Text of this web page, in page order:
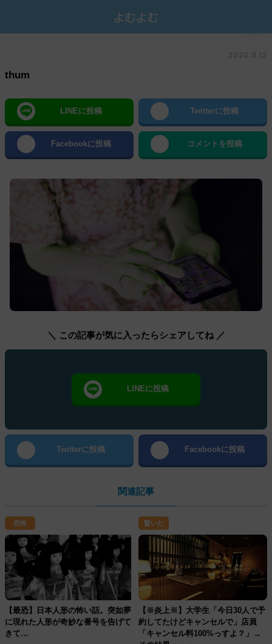
2020.9.12
thum
LINEに投稿 Twitterに投稿
Facebookに投稿 コメントを投稿
＼ この記事が気に入ったらシェアしてね ／
LINEに投稿
Twitterに投稿 Facebookに投稿
関連記事
恐怖
【最恐】日本人形の怖い話。突如夢
に現れた人形が奇妙な番号を告げて
きて…
驚いた
【※炎上※】大学生「今日30人で予
約してたけどキャンセルで」店員
「キャンセル料100%っすよ？」→